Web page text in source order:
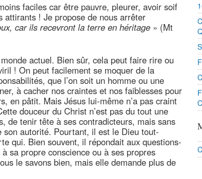
faciles car être pauvre, pleurer, avoir soif
attirants ! Je propose de nous arrêter
car ils recevront la terre en héritage » (Mt
actuel. Bien sûr, cela peut faire rire ou
! On peut facilement se moquer de la
que l’on soit un homme ou une
à cacher nos craintes et nos faiblesses pour
en pâtit. Mais Jésus lui-même n’a pas craint
douceur du Christ n’est pas du tout une
de tenir tête à ses contradicteurs, mais sans
autorité. Pourtant, il est le Dieu tout-
qui. Bien souvent, il répondait aux questions-
sa propre conscience ou à ses propres
le savons bien, mais elle demande plus de